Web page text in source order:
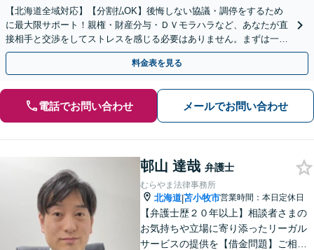
【北海道全域対応】【分割払OK】後悔しない協議・調停をするため
に最大限サポート！親権・財産分与・ＤＶモラハラなど、あなたが直
接相手と交渉をしてストレスを感じる必要はありません。まずは一度
ご相談ください。
料金表を見る
電話でお問い合わせ メールでお問い合わせ
邨山 達哉 弁護士
むらやま法律事務所
北海道|苫小牧市営業時間：本日定休日
【弁護士歴２０年以上】相談者さまの
お気持ちや立場に寄り添ったリーガル
サービスの提供を【借金問題】ご相談